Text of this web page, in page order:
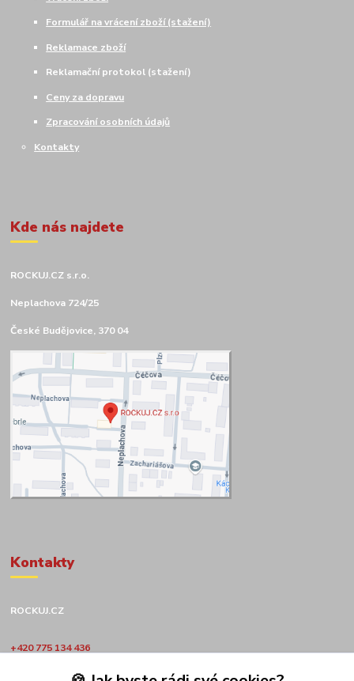
Formulář na vrácení zboží (stažení)
Reklamace zboží
Reklamační protokol (stažení)
Ceny za dopravu
Zpracování osobních údajů
Kontakty
Kde nás najdete
ROCKUJ.CZ s.r.o.
Neplachova 724/25
České Budějovice, 370 04
Kontakty
ROCKUJ.CZ
+420 775 134 436
obchod@rockuj.cz